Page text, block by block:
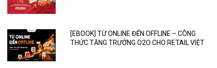
[EBOOK] TỪ ONLINE ĐẾN OFFLINE – CÔNG
THỨC TĂNG TRƯỞNG O2O CHO RETAIL VIỆT